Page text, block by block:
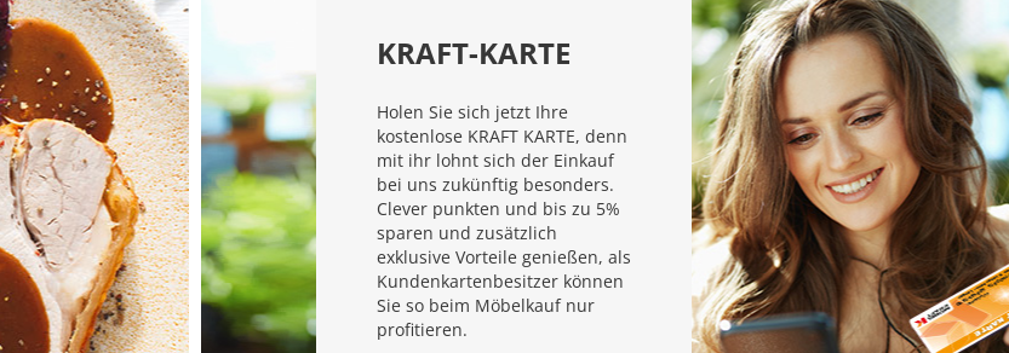
KRAFT-KARTE
Holen Sie sich jetzt Ihre
kostenlose KRAFT KARTE, denn
mit ihr lohnt sich der Einkauf
bei uns zukünftig besonders.
Clever punkten und bis zu 5%
sparen und zusätzlich
exklusive Vorteile genießen, als
Kundenkartenbesitzer können
Sie so beim Möbelkauf nur
profitieren.